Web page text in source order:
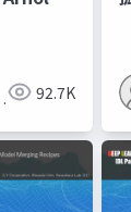
92.7K